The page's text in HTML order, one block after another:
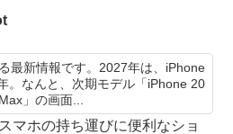
最新情報です。2027年は、iPhone
。なんと、次期モデル「iPhone 20
」の画面...
マホの持ち運びに便利なショ